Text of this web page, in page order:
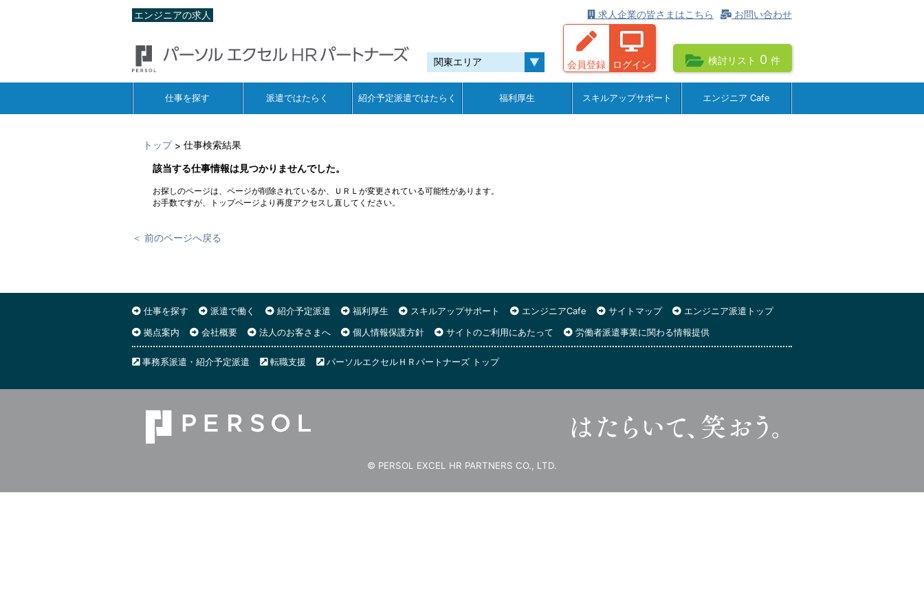
エンジニアの求人 お問い合わせ
求人企業の皆さまはこちら
会員登録 ログイン 検討リスト 0 件
仕事を探す 派遣ではたらく 紹介予定派遣ではたらく 福利厚生 スキルアップサポート エンジニア Cafe
トップ > 仕事検索結果
該当する仕事情報は見つかりませんでした。
お探しのページは、ページが削除されているか、ＵＲＬが変更されている可能性があります。
お手数ですが、トップページより再度アクセスし直してください。
＜ 前のページへ戻る
仕事を探す 派遣で働く 紹介予定派遣 福利厚生 スキルアップサポート エンジニアCafe サイトマップ
エンジニア派遣トップ
拠点案内
会社概要 法人のお客さまへ 個人情報保護方針 サイトのご利用にあたって 労働者派遣事業に関わる情報提供
事務系派遣・紹介予定派遣 転職支援 パーソルエクセルＨＲパートナーズ トップ
© PERSOL EXCEL HR PARTNERS CO., LTD.